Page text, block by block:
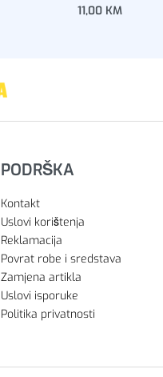
11,00 KM
PODRŠKA
Kontakt
Uslovi korištenja
Reklamacija
Povrat robe i sredstava
Zamjena artikla
Uslovi isporuke
Politika privatnosti